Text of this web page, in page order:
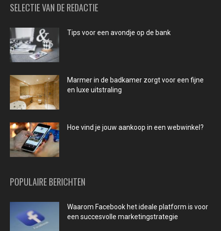
SELECTIE VAN DE REDACTIE
Tips voor een avondje op de bank
Marmer in de badkamer zorgt voor een fijne
en luxe uitstraling
Hoe vind je jouw aankoop in een webwinkel?
POPULAIRE BERICHTEN
Waarom Facebook het ideale platform is voor
een succesvolle marketingstrategie